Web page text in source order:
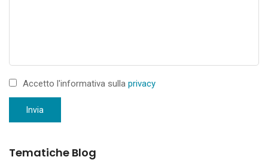
Accetto l'informativa sulla privacy
Invia
Tematiche Blog